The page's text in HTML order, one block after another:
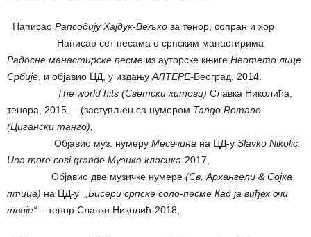
Написао Рапсодију Хајдук-Вељко за тенор, сопран и хор
Написао сет песама о српским манастирима
Радосне манастирске песме из ауторске књиге Неотето лице
Србије, и објавио ЦД, у издањуАЛТЕРЕ-Београд, 2014.
The world hits (Светски хитови) Славка Николића,
тенора, 2015. – (заступљен са нумером Tango Romano
(Цигански танго).
Објавио муз. нумеру Месечина на ЦД-у Slavko Nikolić:
Una more cosi grande­ Музика класика-2017,
Објавио две музичке нумере (Св. Архангели & Сојка
птица) на ЦД-у „Бисери српске солo-песме Кaд ја виђех очи
твоје“ – тенор Славко Николић-2018,